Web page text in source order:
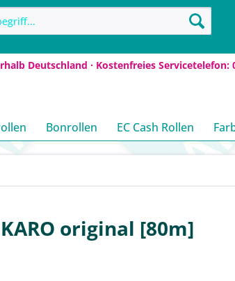
Deutschland · Kostenfreies Servicetelefon:
Bonrollen EC Cash Rollen
original [80m]